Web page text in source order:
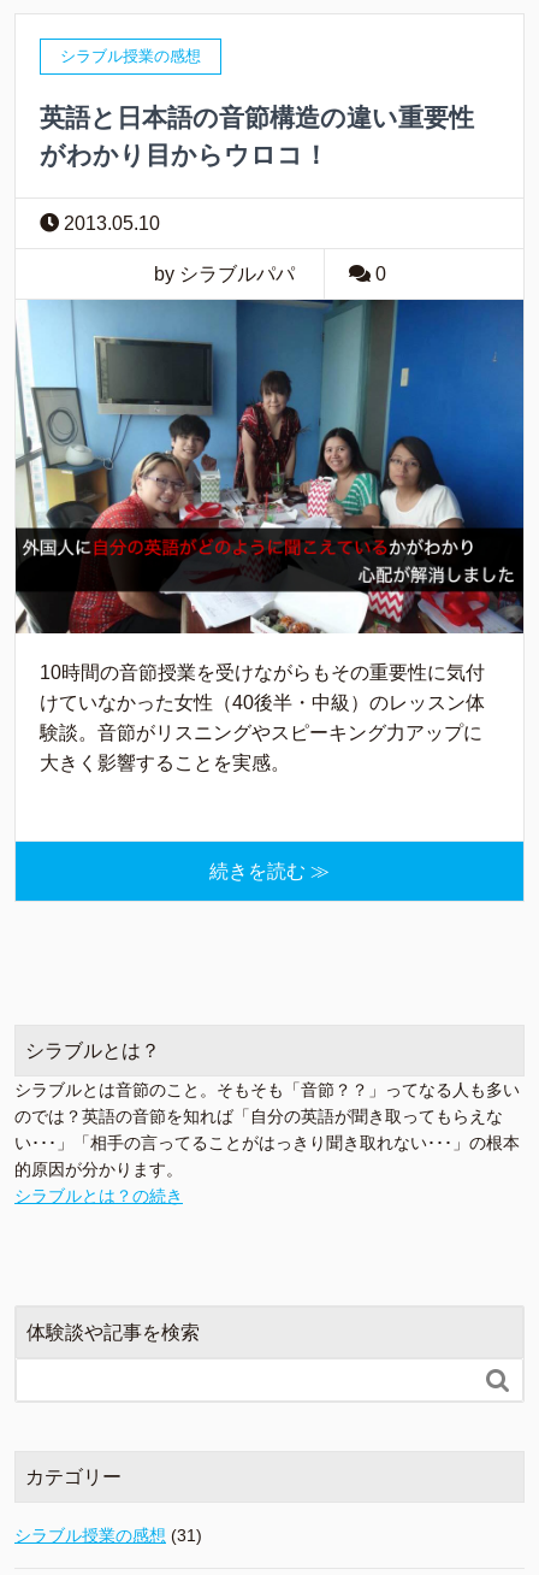
シラブル授業の感想
英語と日本語の音節構造の違い重要性
がわかり目からウロコ！
2013.05.10
by シラブルパパ 0
10時間の音節授業を受けながらもその重要性に気付
けていなかった女性（40後半・中級）のレッスン体
験談。音節がリスニングやスピーキング力アップに
大きく影響することを実感。
続きを読む ≫
シラブルとは？
シラブルとは音節のこと。そもそも「音節？？」ってなる人も多い
のでは？英語の音節を知れば「自分の英語が聞き取ってもらえな
い･･･」「相手の言ってることがはっきり聞き取れない･･･」の根本
的原因が分かります。
シラブルとは？の続き
体験談や記事を検索

カテゴリー
シラブル授業の感想 (31)